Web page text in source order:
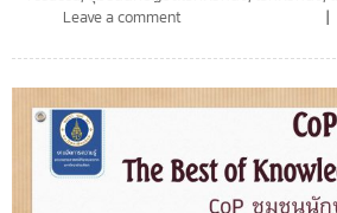
Leave a comment